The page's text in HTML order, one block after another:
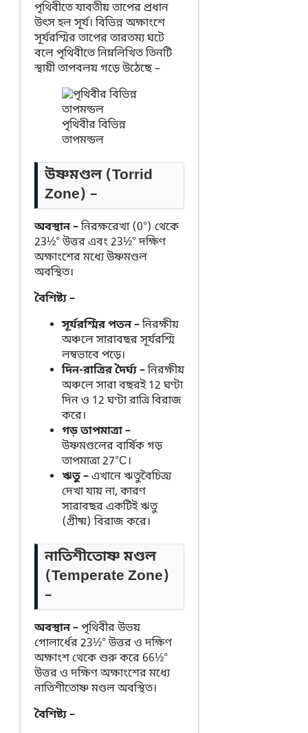
পৃথিবীতে যাবতীয় তাপের প্রধান
উৎস হল সূর্য। বিভিন্ন অক্ষাংশে
সূর্যরশ্মির তাপের তারতম্য ঘটে
বলে পৃথিবীতে নিম্নলিখিত তিনটি
স্থায়ী তাপবলয় গড়ে উঠেছে –
পৃথিবীর বিভিন্ন
তাপমন্ডল
উষ্ণমণ্ডল (Torrid
Zone) –
অবস্থান –নিরক্ষরেখা (0°) থেকে
23½° উত্তর এবং 23½° দক্ষিণ
অক্ষাংশের মধ্যে উষ্ণমণ্ডল
অবস্থিত।
বৈশিষ্ট্য –
সূর্যরশ্মির পতন –নিরক্ষীয়
অঞ্চলে সারাবছর সূর্যরশ্মি
লম্বভাবে পড়ে।
দিন-রাত্রির দৈর্ঘ্য –নিরক্ষীয়
অঞ্চলে সারা বছরই 12 ঘণ্টা
দিন ও 12 ঘণ্টা রাত্রি বিরাজ
করে।
গড় তাপমাত্রা –
উষ্ণমণ্ডলের বার্ষিক গড়
তাপমাত্রা 27°C।
ঋতু –এখানে ঋতুবৈচিত্র্য
দেখা যায় না, কারণ
সারাবছর একটিই ঋতু
(গ্রীষ্ম) বিরাজ করে।
নাতিশীতোষ্ণ মণ্ডল
(Temperate Zone)
–
অবস্থান –পৃথিবীর উভয়
গোলার্ধের 23½° উত্তর ও দক্ষিণ
অক্ষাংশ থেকে শুরু করে 66½°
উত্তর ও দক্ষিণ অক্ষাংশের মধ্যে
নাতিশীতোষ্ণ মণ্ডল অবস্থিত।
বৈশিষ্ট্য –